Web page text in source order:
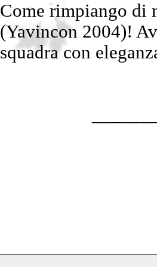
Come rimpiango di
(Yavincon 2004)!
squadra con